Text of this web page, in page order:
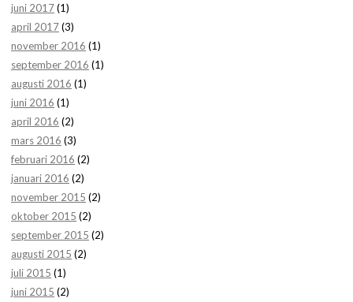
juni 2017(1)
april 2017(3)
november 2016 (1)
september 2016 (1)
augusti 2016 (1)
juni 2016 (1)
april 2016 (2)
mars 2016 (3)
februari 2016 (2)
januari 2016 (2)
november 2015 (2)
oktober 2015 (2)
september 2015 (2)
augusti 2015 (2)
juli 2015 (1)
juni 2015 (2)